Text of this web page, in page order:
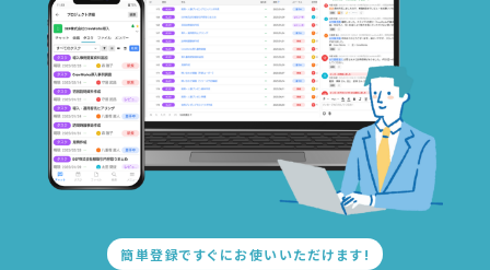
簡単登録ですぐにお使いいただけます!